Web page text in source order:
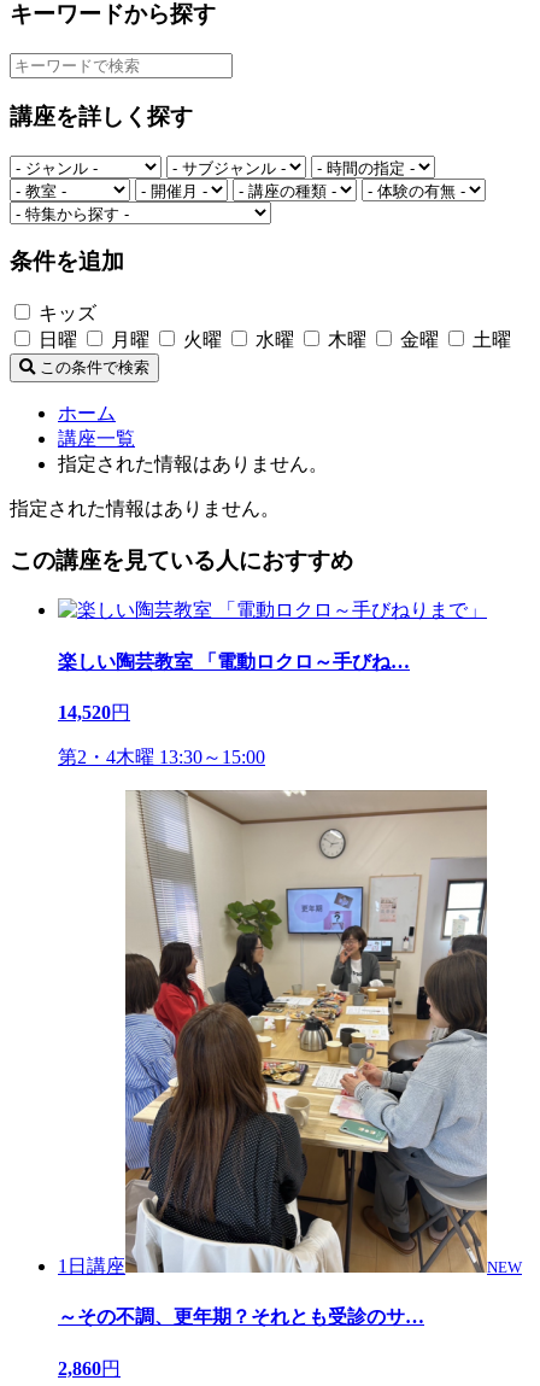
キーワードから探す
講座を詳しく探す
条件を追加
キッズ
日曜
月曜 火曜 水曜 木曜 金曜 土曜
この条件で検索
ホーム
講座一覧
指定された情報はありません。
指定された情報はありません。
この講座を見ている人におすすめ
楽しい陶芸教室 「電動ロクロ～手びね…
14,520円
第2・4木曜 13:30～15:00
1日講座 NEW
～その不調、更年期？それとも受診のサ…
2,860円